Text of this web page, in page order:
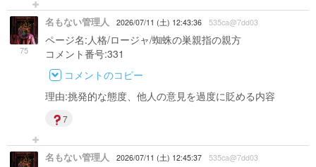
75
名もない管理人 2026/07/11 (土) 12:43:36 535ca@7dd03
ページ名:人格/ロージャ/蜘蛛の巣親指の親方
コメント番号:331
コメントのコピー
理由:挑発的な態度、他人の意見を過度に貶める内容
7
名もない管理人 2026/07/11 (土) 12:45:37 535ca@7dd03